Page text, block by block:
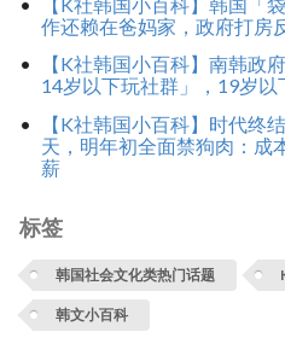
作还赖在爸妈家，政府打房
【K社韩国小百科】南韩政
14岁以下玩社群」，19岁
【K社韩国小百科】时代终
天，明年初全面禁狗肉：成
薪
标签
韩国社会文化类热门话题
韩文小百科